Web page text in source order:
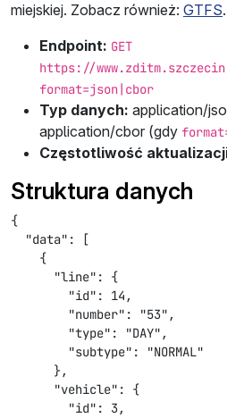
miejskiej. Zobacz również: GTFS.
Endpoint: GET
https://
format=json|cbor
Typ danych: application/
application/cbor (gdy
Częstotliwość
Struktura danych
{
  "data": [
    {
      "line": {
        "id": 14,
        "number": "53",
        "type": "DAY",
        "subtype": "NORMAL"
      },
      "vehicle": {
        "id": 3,